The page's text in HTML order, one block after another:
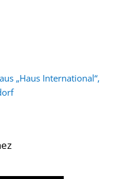
„Haus International“,